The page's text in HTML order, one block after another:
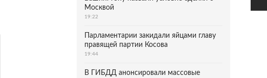
Москвой
19:22
Парламентарии закидали яйцами главу
правящей партии Косова
19:44
В ГИБДД анонсировали массовые